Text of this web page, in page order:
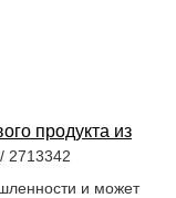
продукта из
2713342
и может